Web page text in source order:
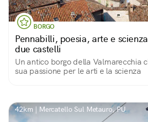
BORGO
Pennabilli, poesia, arte e
due castelli
Un antico borgo della Valmarecchia
sua passione per le arti e la scienza
42km | Mercatello Sul Metauro, PU